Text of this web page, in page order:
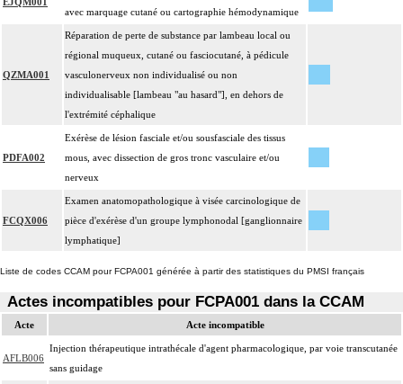
avec marquage cutané ou cartographie hémodynamique
QZMA001
Réparation de perte de substance par lambeau local ou
régional muqueux, cutané ou fasciocutané, à pédicule
vasculonerveux non individualisé ou non
individualisable [lambeau "au hasard"], en dehors de
l'extrémité céphalique
PDFA002
Exérèse de lésion fasciale et/ou sousfasciale des tissus
mous, avec dissection de gros tronc vasculaire et/ou
nerveux
FCQX006
Examen anatomopathologique à visée carcinologique de
pièce d'exérèse d'un groupe lymphonodal [ganglionnaire
lymphatique]
Liste de codes CCAM pour FCPA001 générée à partir des statistiques du PMSI français
Actes incompatibles pour FCPA001 dans la CCAM
Acte Acte incompatible
AFLB006
Injection thérapeutique intrathécale d'agent pharmacologique, par voie transcutanée
sans guidage